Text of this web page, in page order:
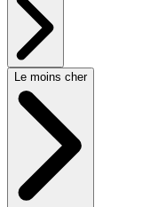
Le moins cher